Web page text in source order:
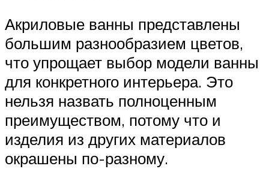
Акриловые ванны представлены
большим разнообразием цветов,
что упрощает выбор модели ванны
для конкретного интерьера. Это
нельзя назвать полноценным
преимуществом, потому что и
изделия из других материалов
окрашены по-разному.